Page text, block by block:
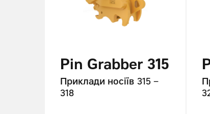
Pin Grabber 315
Приклади носіїв 315 –
318